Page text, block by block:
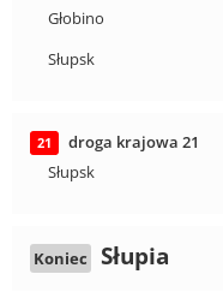
Głobino
Słupsk
21
droga krajowa 21
Słupsk
Koniec Słupia